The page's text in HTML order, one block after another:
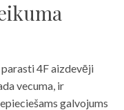
4F aizdevēji
vecuma, ir
galvojums